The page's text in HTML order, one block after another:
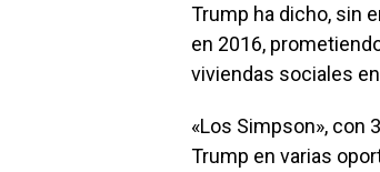
Trump ha dicho, sin
en 2016,
viviendas sociales
«Los Simpson», con
Trump en varias